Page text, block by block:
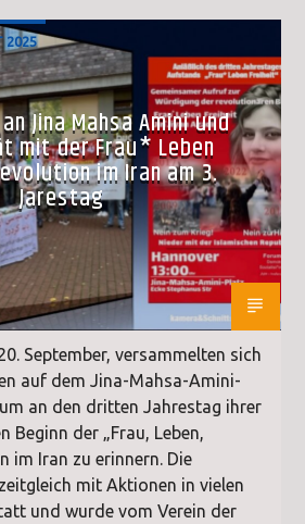
2025
Jina Mahsa Amini und
mit der Frau* Leben
im Iran am 3.
Jarestag
September, versammelten sich
auf dem Jina-Mahsa-Amini-
an den dritten Jahrestag ihrer
Beginn der „Frau, Leben,
im Iran zu erinnern. Die
mit Aktionen in vielen
und wurde vom Verein der